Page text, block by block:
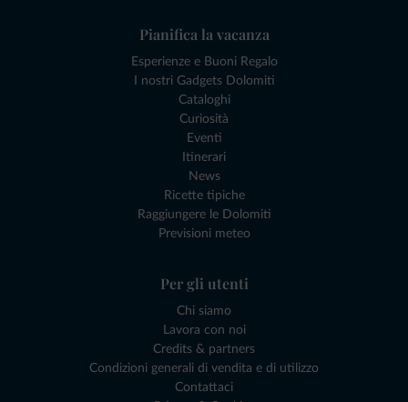
Pianifica la vacanza
Esperienze e Buoni Regalo
I nostri Gadgets Dolomiti
Cataloghi
Curiosità
Eventi
Itinerari
News
Ricette tipiche
Raggiungere le Dolomiti
Previsioni meteo
Per gli utenti
Chi siamo
Lavora con noi
Credits & partners
Condizioni generali di vendita e di utilizzo
Contattaci